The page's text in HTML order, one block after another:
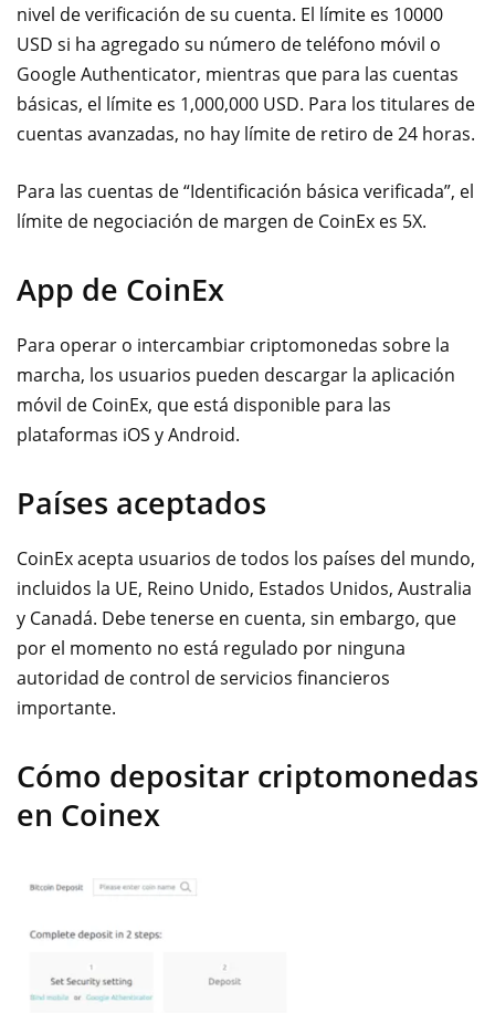
nivel de verificación de su cuenta. El límite es 10000
USD si ha agregado su número de teléfono móvil o
Google Authenticator, mientras que para las cuentas
básicas, el límite es 1,000,000 USD. Para los titulares de
cuentas avanzadas, no hay límite de retiro de 24 horas.
Para las cuentas de “Identificación básica verificada”, el
límite de negociación de margen de CoinEx es 5X.
App de CoinEx
Para operar o intercambiar criptomonedas sobre la
marcha, los usuarios pueden descargar la aplicación
móvil de CoinEx, que está disponible para las
plataformas iOS y Android.
Países aceptados
CoinEx acepta usuarios de todos los países del mundo,
incluidos la UE, Reino Unido, Estados Unidos, Australia
y Canadá. Debe tenerse en cuenta, sin embargo, que
por el momento no está regulado por ninguna
autoridad de control de servicios financieros
importante.
Cómo depositar criptomonedas
en Coinex